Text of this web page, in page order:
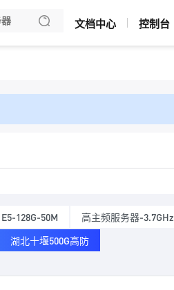
日本（东京）
文档中心 控制台
E5-128G-50M
高主频服务器-3.7GHz
湖北十堰500G高防